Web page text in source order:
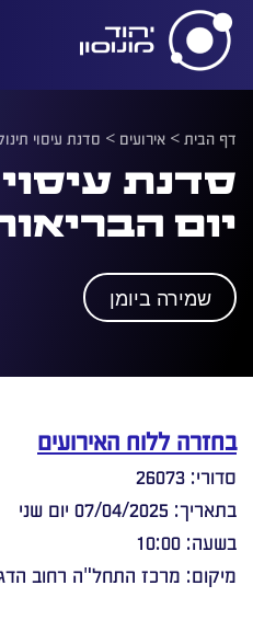
דף הבית> אירועים > סדנת עיסוי
סדנת
יום
שמירה ביומן
בחזרה ללוח האירועים
סדורי: 26073
בתאריך: 07/04/2025 יום שני
בשעה: 10:00
מיקום: מרכז התחל"ה רחוב הדגנים 54 יהוד-